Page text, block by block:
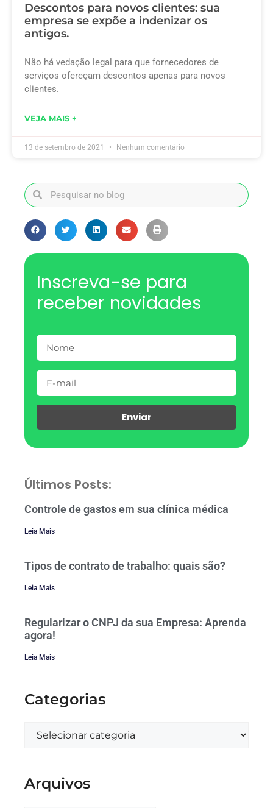
Descontos para novos clientes: sua
empresa se expõe a indenizar os
antigos.
Não há vedação legal para que fornecedores de
serviços ofereçam descontos apenas para novos
clientes.
VEJA MAIS +
13 de setembro de 2021 Nenhum comentário
Inscreva-se para
receber novidades
Enviar
Últimos Posts:
Controle de gastos em sua clínica médica
Leia Mais
Tipos de contrato de trabalho: quais são?
Leia Mais
Regularizar o CNPJ da sua Empresa: Aprenda
agora!
Leia Mais
Categorias
Arquivos